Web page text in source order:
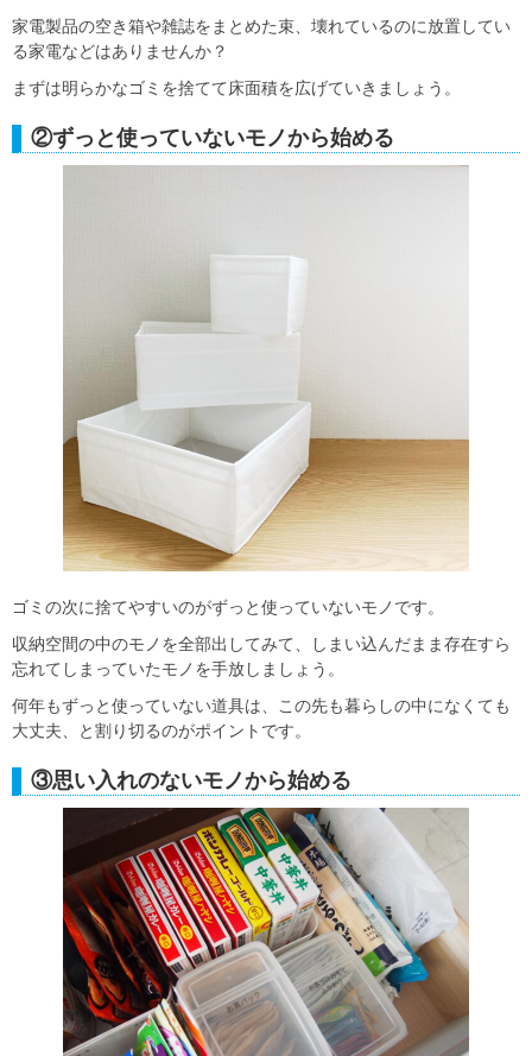
家電製品の空き箱や雑誌をまとめた束、壊れているのに放置してい
る家電などはありませんか？
まずは明らかなゴミを捨てて床面積を広げていきましょう。
②ずっと使っていないモノから始める
ゴミの次に捨てやすいのがずっと使っていないモノです。
収納空間の中のモノを全部出してみて、しまい込んだまま存在すら
忘れてしまっていたモノを手放しましょう。
何年もずっと使っていない道具は、この先も暮らしの中になくても
大丈夫、と割り切るのがポイントです。
③思い入れのないモノから始める